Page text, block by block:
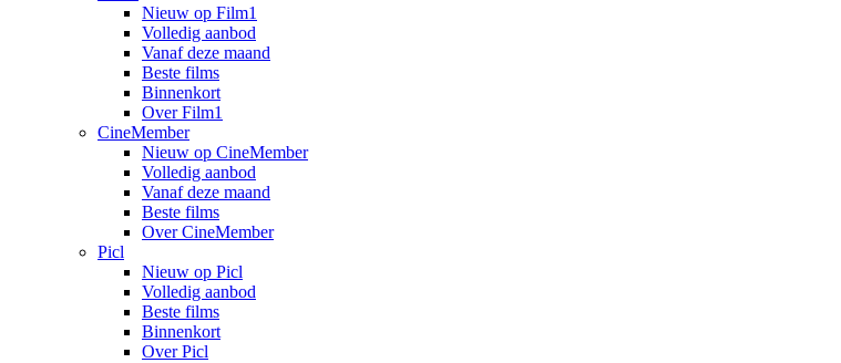
Nieuw op Film1
Volledig aanbod
Vanaf deze maand
Beste films
Binnenkort
Over Film1
CineMember
Nieuw op CineMember
Volledig aanbod
Vanaf deze maand
Beste films
Over CineMember
Picl
Nieuw op Picl
Volledig aanbod
Beste films
Binnenkort
Over Picl